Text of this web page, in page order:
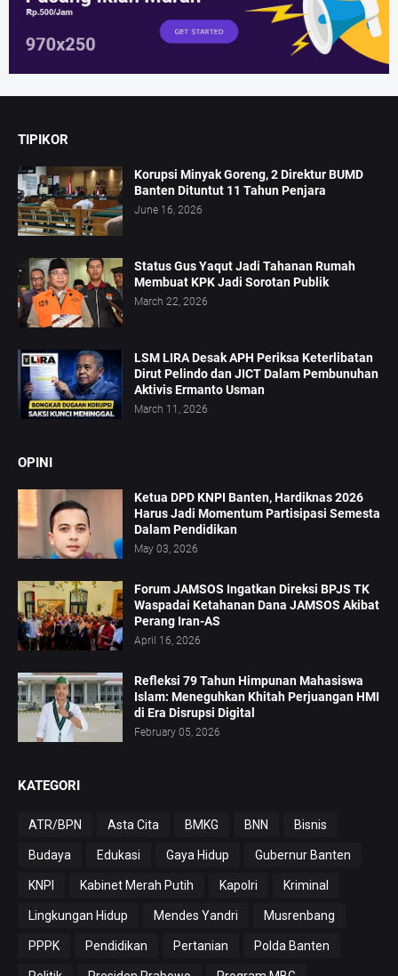
TIPIKOR
Korupsi Minyak Goreng, 2 Direktur BUMD
Banten Dituntut 11 Tahun Penjara
June 16, 2026
Status Gus Yaqut Jadi Tahanan Rumah
Membuat KPK Jadi Sorotan Publik
March 22, 2026
LSM LIRA Desak APH Periksa Keterlibatan
Dirut Pelindo dan JICT Dalam Pembunuhan
Aktivis Ermanto Usman
March 11, 2026
OPINI
Ketua DPD KNPI Banten, Hardiknas 2026
Harus Jadi Momentum Partisipasi Semesta
Dalam Pendidikan
May 03, 2026
Forum JAMSOS Ingatkan Direksi BPJS TK
Waspadai Ketahanan Dana JAMSOS Akibat
Perang Iran-AS
April 16, 2026
Refleksi 79 Tahun Himpunan Mahasiswa
Islam: Meneguhkan Khitah Perjuangan HMI
di Era Disrupsi Digital
February 05, 2026
KATEGORI
ATR/BPN Asta Cita BMKG BNN Bisnis
Budaya Edukasi Gaya Hidup Gubernur Banten
KNPI Kabinet Merah Putih Kapolri Kriminal
Lingkungan Hidup Mendes Yandri Musrenbang
PPPK Pendidikan Pertanian Polda Banten